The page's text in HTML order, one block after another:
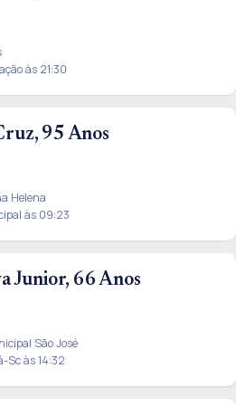
às 21:30
95 Anos
Helena
às 09:23
Junior, 66 Anos
São José
Sc às 14:32